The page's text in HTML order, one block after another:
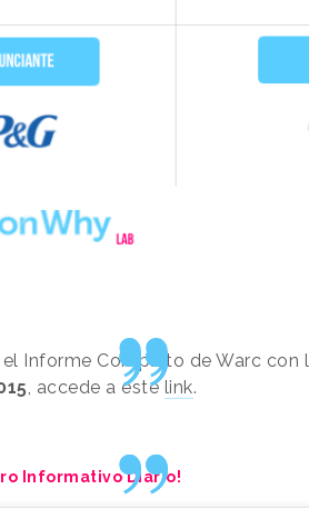
Informe Completo de Warc con
, accede a este link.
Informativo Diario!